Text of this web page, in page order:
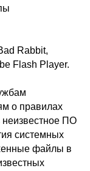
Rabbit,
Flash Player.
о правилах
неизвестное ПО
системных
файлы в